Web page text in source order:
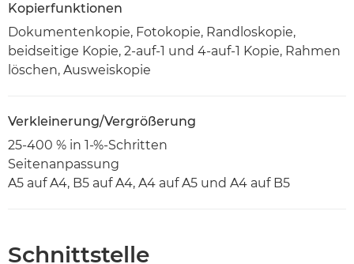
Kopierfunktionen
Dokumentenkopie, Fotokopie, Randloskopie,
beidseitige Kopie, 2-auf-1 und 4-auf-1 Kopie, Rahmen
löschen, Ausweiskopie
Verkleinerung/Vergrößerung
25-400 % in 1-%-Schritten
Seitenanpassung
A5 auf A4, B5 auf A4, A4 auf A5 und A4 auf B5
Schnittstelle